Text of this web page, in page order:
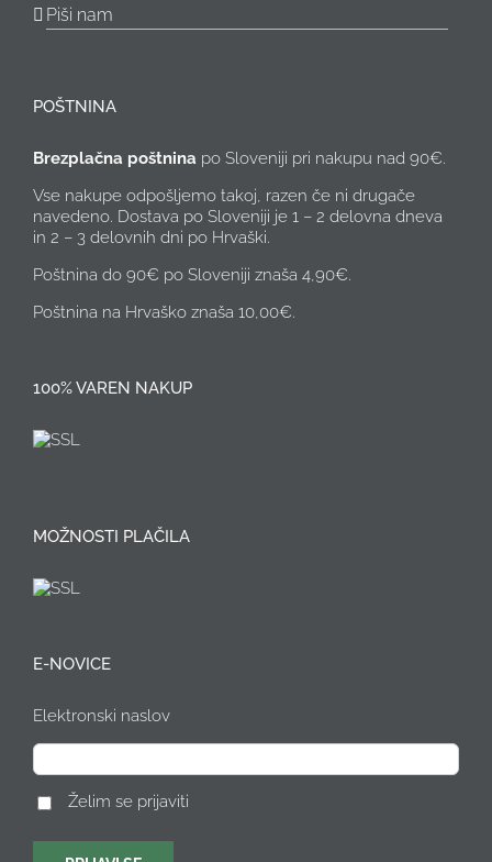
Piši nam
POŠTNINA
Brezplačna poštnina po Sloveniji pri nakupu nad 90€.
Vse nakupe odpošljemo takoj, razen če ni drugače
navedeno. Dostava po Sloveniji je 1 – 2 delovna dneva
in 2 – 3 delovnih dni po Hrvaški.
Poštnina do 90€ po Sloveniji znaša 4,90€.
Poštnina na Hrvaško znaša 10,00€.
100% VAREN NAKUP
MOŽNOSTI PLAČILA
E-NOVICE
Elektronski naslov
Želim se prijaviti